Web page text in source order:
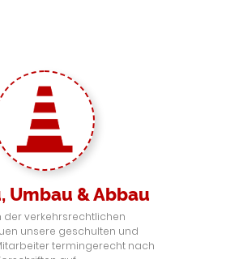
Umbau & Abbau
der verkehrsrechtlichen
unsere geschulten und
termingerecht nach